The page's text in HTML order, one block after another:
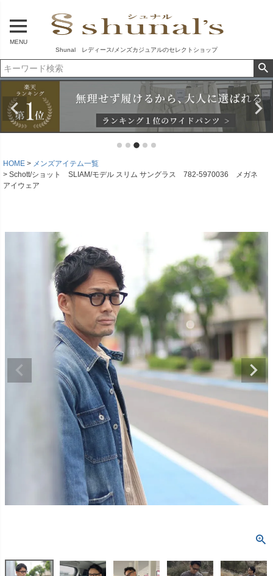
MENU
Shunal レディース/メンズカジュアルのセレクトショップ
HOME
メンズアイテム一覧
Schott/ショット SLIAM/モデル スリム サングラス 782-5970036 メガネ
アイウェア